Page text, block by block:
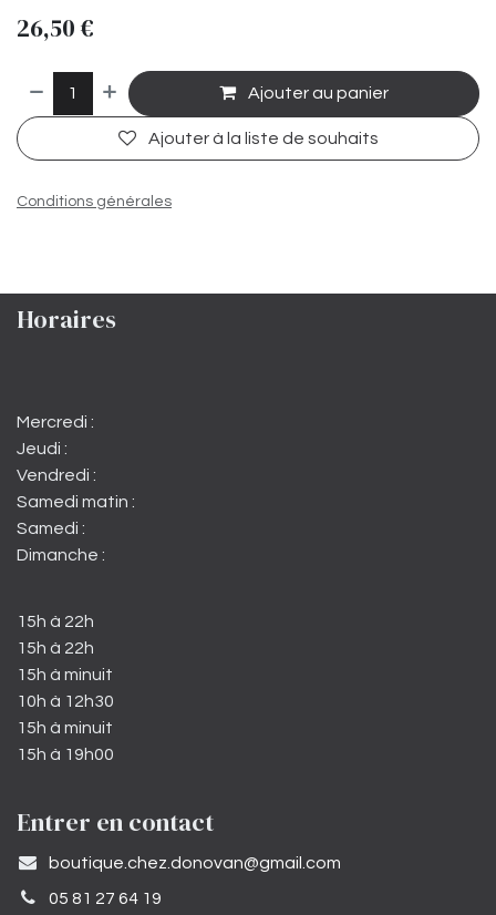
26,50 €
Ajouter au panier
Ajouter à la liste de souhaits
Conditions générales
Horaires
Mercredi :
Jeudi :
Vendredi :
Samedi matin :
Samedi :
Dimanche :
15h à 22h
15h à 22h
15h à minuit
10h à 12h30
15h à minuit
15h à 19h00
Entrer en contact
​boutique.chez.donovan@gmail.com​
05 81 27 64 19